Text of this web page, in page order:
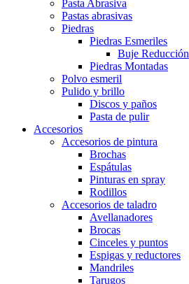
Pasta Abrasiva
Pastas abrasivas
Piedras
Piedras Esmeriles
Buje Reducción
Piedras Montadas
Polvo esmeril
Pulido y brillo
Discos y paños
Pasta de pulir
Accesorios
Accesorios de pintura
Brochas
Espátulas
Pinturas en spray
Rodillos
Accesorios de taladro
Avellanadores
Brocas
Cinceles y puntos
Espigas y reductores
Mandriles
Tarugos